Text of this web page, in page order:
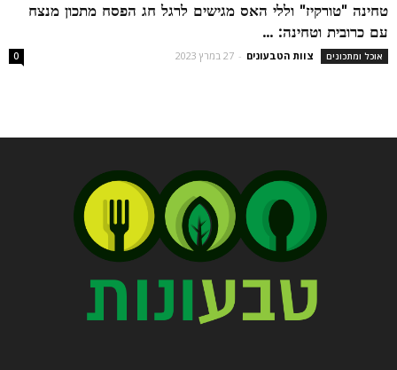
טחינה "טורקיז" וללי האס מגישים לרגל חג הפסח מתכון מנצח
עם כרובית וטחינה: ...
אוכל ומתכונים צוות הטבעונים - 27 במרץ 2023 0